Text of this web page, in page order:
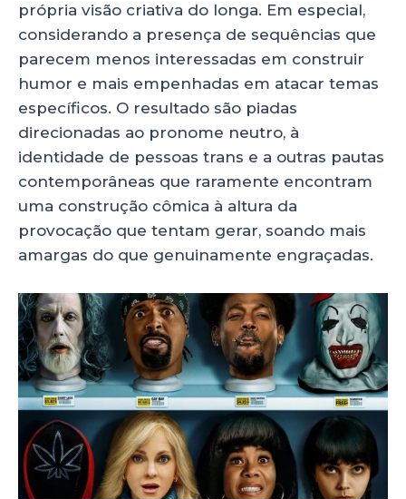
própria visão criativa do longa. Em especial,
considerando a presença de sequências que
parecem menos interessadas em construir
humor e mais empenhadas em atacar temas
específicos. O resultado são piadas
direcionadas ao pronome neutro, à
identidade de pessoas trans e a outras pautas
contemporâneas que raramente encontram
uma construção cômica à altura da
provocação que tentam gerar, soando mais
amargas do que genuinamente engraçadas.